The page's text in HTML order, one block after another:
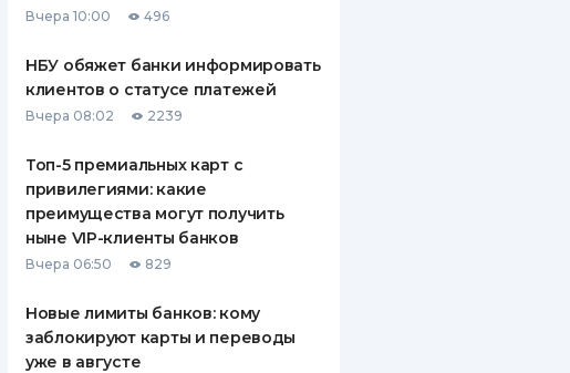
СТРАХОВАНИЮ
ВСЕ СТРАХОВЫЕ ПОЛИСЫ
ОТЗЫВЫ О СТРАХОВЫХ
КОМПАНИЯХ
Вчера 10:00 496
НБУ обяжет банки информировать
клиентов о статусе платежей
Вчера 08:02 2239
Топ-5 премиальных карт с
привилегиями: какие
преимущества могут получить
ныне VIP-клиенты банков
Вчера 06:50 829
Новые лимиты банков: кому
заблокируют карты и переводы
уже в августе